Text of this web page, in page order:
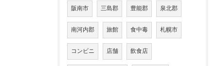
阪南市 三島郡 豊能郡 泉北郡
南河内郡 旅館 食中毒 札幌市
コンビニ 店舗 飲食店